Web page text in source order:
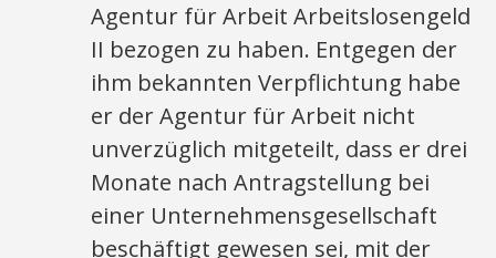
Agentur für Arbeit Arbeitslosengeld
II bezogen zu haben. Entgegen der
ihm bekannten Verpflichtung habe
er der Agentur für Arbeit nicht
unverzüglich mitgeteilt, dass er drei
Monate nach Antragstellung bei
einer Unternehmensgesellschaft
beschäftigt gewesen sei, mit der